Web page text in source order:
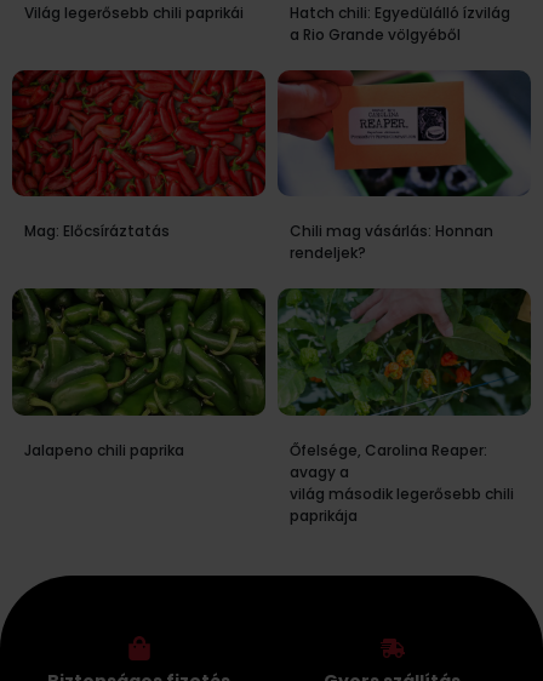
Világ legerősebb chili paprikái
Hatch chili: Egyedülálló ízvilág
a Rio Grande völgyéből
Mag: Előcsíráztatás
Chili mag vásárlás: Honnan
rendeljek?
Jalapeno chili paprika
Őfelsége, Carolina Reaper:
avagy a
világ második legerősebb chili
paprikája